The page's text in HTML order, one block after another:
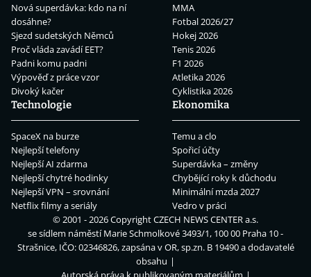
Nová superdávka: kdo na ní
dosáhne?
Sjezd sudetských Němců
Proč vláda zavádí EET?
Padni komu padni
Výpověď z práce vzor
Divoký kačer
MMA
Fotbal 2026/27
Hokej 2026
Tenis 2026
F1 2026
Atletika 2026
Cyklistika 2026
Technologie
SpaceX na burze
Nejlepší telefony
Nejlepší AI zdarma
Nejlepší chytré hodinky
Nejlepší VPN – srovnání
Netflix filmy a seriály
Ekonomika
Temu a clo
Spořicí účty
Superdávka – změny
Chybějící roky k důchodu
Minimální mzda 2027
Vedro v práci
© 2001 - 2026 CopyrightCZECH NEWS CENTER a.s.
se sídlem náměstí Marie Schmolkové 3493/1, 100 00 Praha 10 -
Strašnice, IČO: 02346826, zapsána v OR, sp.zn. B 19490 a dodavatelé
obsahu